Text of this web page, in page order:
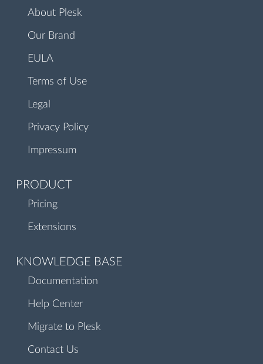
About Plesk
Our Brand
EULA
Terms of Use
Legal
Privacy Policy
Impressum
PRODUCT
Pricing
Extensions
KNOWLEDGE BASE
Documentation
Help Center
Migrate to Plesk
Contact Us